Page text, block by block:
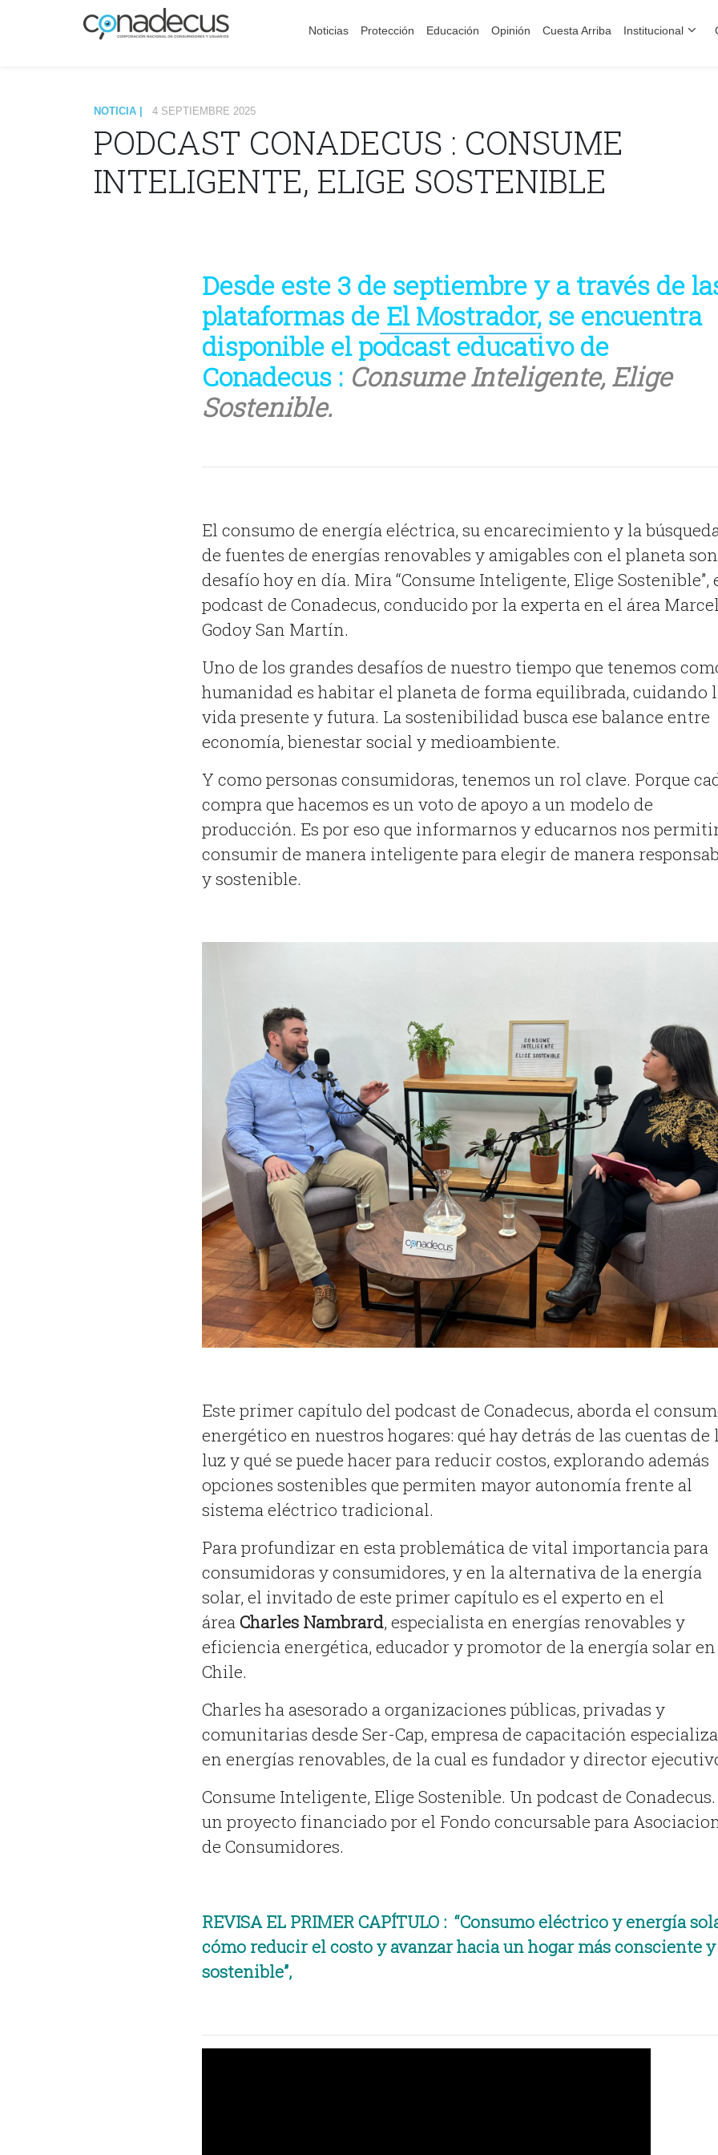
Noticias Protección Educación Opinión Cuesta Arriba Institucional
NOTICIA | 4 SEPTIEMBRE 2025
PODCAST CONADECUS : CONSUME
INTELIGENTE, ELIGE SOSTENIBLE
Desde este 3 de septiembre y a través de
plataformas deEl Mostrador,se encuentra
disponible el podcast educativo de
Conadecus : Consume Inteligente, Elige
Sostenible.
El consumo de energía eléctrica, su encarecimiento y la
de fuentes de energías renovables y amigables con el planeta
desafío hoy en día. Mira “Consume Inteligente, Elige Sostenible”,
podcast de Conadecus, conducido por la experta en el área
Godoy San Martín.
Uno de los grandes desafíos de nuestro tiempo que tenemos
humanidad es habitar el planeta de forma equilibrada, cuidando
vida presente y futura. La sostenibilidad busca ese balance entre
economía, bienestar social y medioambiente.
Y como personas consumidoras, tenemos un rol clave. Porque
compra que hacemos es un voto de apoyo a un modelo de
producción. Es por eso que informarnos y educarnos nos
consumir de manera inteligente para elegir de manera
y sostenible.
Este primer capítulo del podcast de Conadecus, aborda el
energético en nuestros hogares: qué hay detrás de las cuentas de
luz y qué se puede hacer para reducir costos, explorando además
opciones sostenibles que permiten mayor autonomía frente al
sistema eléctrico tradicional.
Para profundizar en esta problemática de vital importancia para
consumidoras y consumidores, y en la alternativa de la energía
solar, el invitado de este primer capítulo es el experto en el
área Charles Nambrard, especialista en energías renovables y
eficiencia energética, educador y promotor de la energía solar en
Chile.
Charles ha asesorado a organizaciones públicas, privadas y
comunitarias desde Ser-Cap, empresa de capacitación
en energías renovables, de la cual es fundador y director
Consume Inteligente, Elige Sostenible. Un podcast de Conadecus.
un proyecto financiado por el Fondo concursable para
de Consumidores.
REVISA EL PRIMER CAPÍTULO : “Consumo eléctrico y energía
cómo reducir el costo y avanzar hacia un hogar más consciente y
sostenible”,